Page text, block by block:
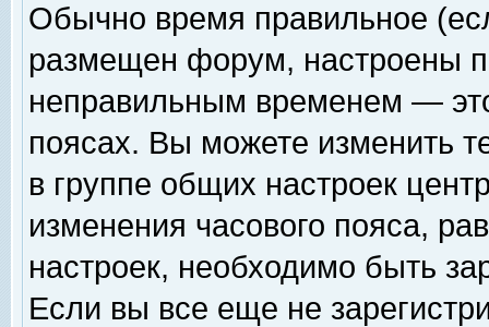
Обычно время правильное
размещен форум, настроены
неправильным временем —
поясах. Вы можете изменить
в группе общих настроек
изменения часового пояса,
настроек, необходимо быть
Если вы все еще не